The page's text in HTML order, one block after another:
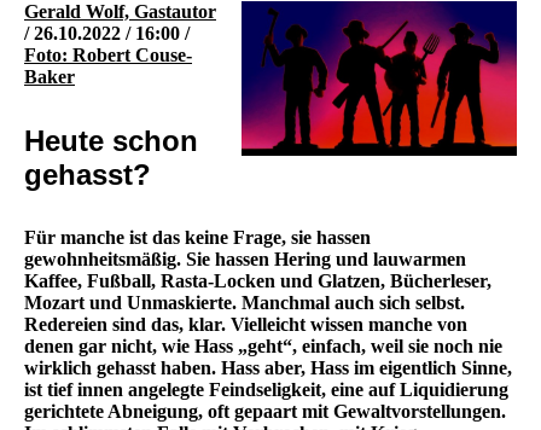
Gerald Wolf, Gastautor
/ 26.10.2022 / 16:00 /
Foto: Robert Couse-
Baker
Heute schon
gehasst?
Für manche ist das keine Frage, sie hassen
gewohnheitsmäßig. Sie hassen Hering und lauwarmen
Kaffee, Fußball, Rasta-Locken und Glatzen, Bücherleser,
Mozart und Unmaskierte. Manchmal auch sich selbst.
Redereien sind das, klar. Vielleicht wissen manche von
denen gar nicht, wie Hass „geht“, einfach, weil sie noch nie
wirklich gehasst haben. Hass aber, Hass im eigentlich Sinne,
ist tief innen angelegte Feindseligkeit, eine auf Liquidierung
gerichtete Abneigung, oft gepaart mit Gewaltvorstellungen.